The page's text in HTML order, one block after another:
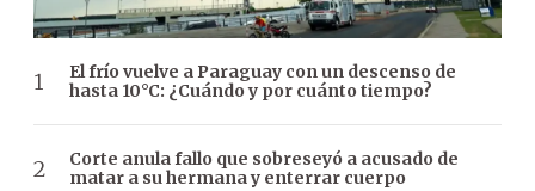
El frío vuelve a Paraguay con un descenso de
hasta 10°C: ¿Cuándo y por cuánto tiempo?
Corte anula fallo que sobreseyó a acusado de
matar a su hermana y enterrar cuerpo